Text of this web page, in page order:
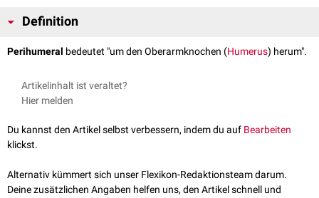
Definition
Perihumeral bedeutet "um den Oberarmknochen (Humerus) herum".
Artikelinhalt ist veraltet?
Hier melden
Du kannst den Artikel selbst verbessern, indem du auf Bearbeiten
klickst.
Alternativ kümmert sich unser Flexikon-Redaktionsteam darum.
Deine zusätzlichen Angaben helfen uns, den Artikel schnell und